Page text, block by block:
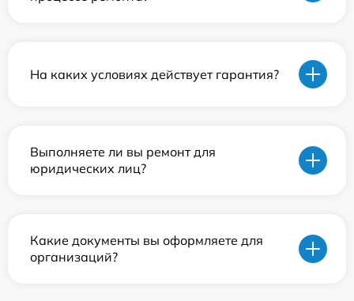
На каких условиях действует гарантия?
Выполняете ли вы ремонт для
юридических лиц?
Какие документы вы оформляете для
организаций?